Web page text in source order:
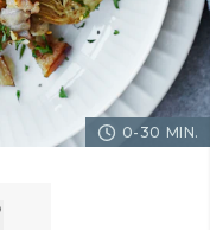
0-30 MIN.